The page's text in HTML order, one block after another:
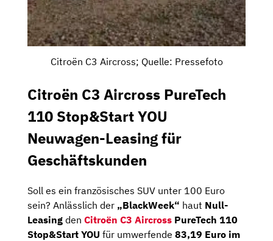
Citroën C3 Aircross; Quelle: Pressefoto
Citroën C3 Aircross PureTech
110 Stop&Start YOU
Neuwagen-Leasing für
Geschäftskunden
Soll es ein französisches SUV unter 100 Euro
sein? Anlässlich der „BlackWeek“ haut Null-
Leasing den Citroën C3 Aircross PureTech 110
Stop&Start YOU für umwerfende 83,19 Euro im